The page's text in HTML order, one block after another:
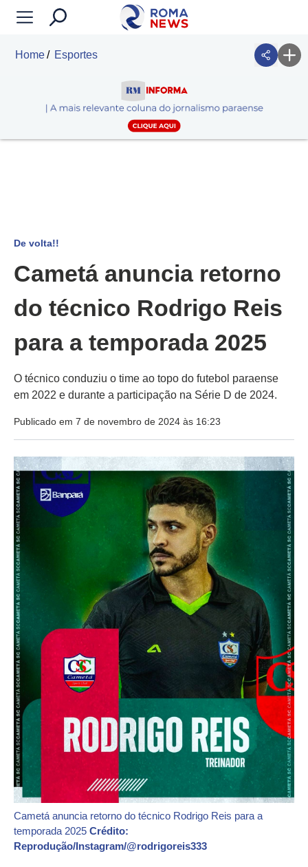
Home Esportes
De volta!!
Cametá anuncia retorno
do técnico Rodrigo Reis
para a temporada 2025
O técnico conduziu o time ao topo do futebol paraense
em 2022 e durante a participação na Série D de 2024.
Publicado em 7 de novembro de 2024 às 16:23
Cametá anuncia retorno do técnico Rodrigo Reis para a
temporada 2025 Crédito:
Reprodução/Instagram/@rodrigoreis333